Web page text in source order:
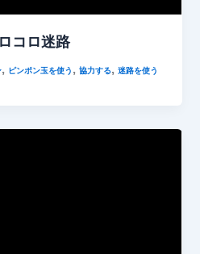
コロ迷路
, ピンポン玉を使う ,協力する,迷路を使う